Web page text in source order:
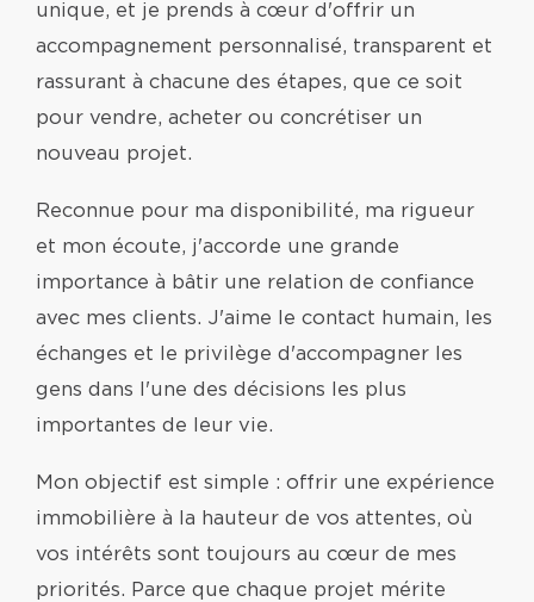
unique, et je prends à cœur d'offrir un
accompagnement personnalisé, transparent et
rassurant à chacune des étapes, que ce soit
pour vendre, acheter ou concrétiser un
nouveau projet.
Reconnue pour ma disponibilité, ma rigueur
et mon écoute, j'accorde une grande
importance à bâtir une relation de confiance
avec mes clients. J'aime le contact humain, les
échanges et le privilège d'accompagner les
gens dans l'une des décisions les plus
importantes de leur vie.
Mon objectif est simple : offrir une expérience
immobilière à la hauteur de vos attentes, où
vos intérêts sont toujours au cœur de mes
priorités. Parce que chaque projet mérite